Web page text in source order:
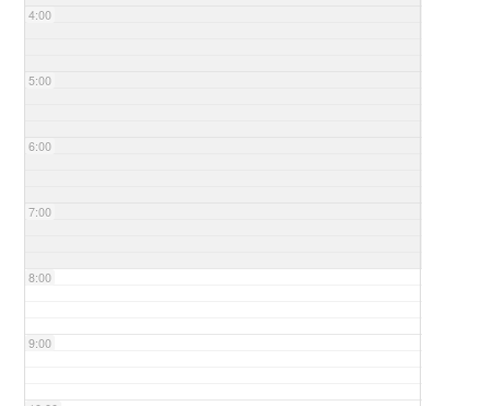
4:00
5:00
6:00
7:00
8:00
9:00